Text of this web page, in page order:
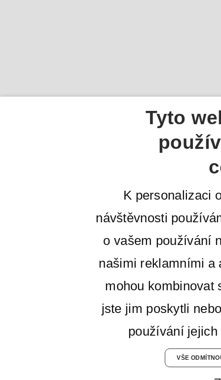
Tyto
K personalizaci
návštěvnosti
o vašem používání
našimi reklamními a
mohou kombinovat
jste jim poskytli
používání
VŠE